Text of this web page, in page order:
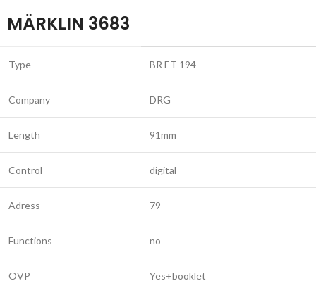
MÄRKLIN 3683
Type BR ET 194
Company DRG
Length 91mm
Control digital
Adress 79
Functions no
OVP Yes+booklet